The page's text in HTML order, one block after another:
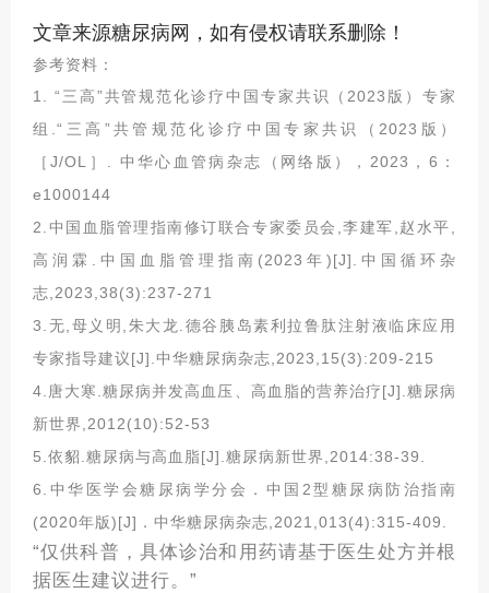
文章来源糖尿病网，如有侵权请联系删除！
参考资料：
1. “三高”共管规范化诊疗中国专家共识（2023版）专家
组.“三高”共管规范化诊疗中国专家共识（2023版）
［J/OL］. 中华心血管病杂志（网络版），2023，6：
e1000144
2.中国血脂管理指南修订联合专家委员会,李建军,赵水平,
高润霖.中国血脂管理指南(2023年)[J].中国循环杂
志,2023,38(3):237-271
3.无,母义明,朱大龙.德谷胰岛素利拉鲁肽注射液临床应用
专家指导建议[J].中华糖尿病杂志,2023,15(3):209-215
4.唐大寒.糖尿病并发高血压、高血脂的营养治疗[J].糖尿病
新世界,2012(10):52-53
5.依貂.糖尿病与高血脂[J].糖尿病新世界,2014:38-39.
6. 中华医学会糖尿病学分会．中国2型糖尿病防治指南
(2020年版)[J]．中华糖尿病杂志,2021,013(4):315-409.
“仅供科普，具体诊治和用药请基于医生处方并根
据医生建议进行。 ”